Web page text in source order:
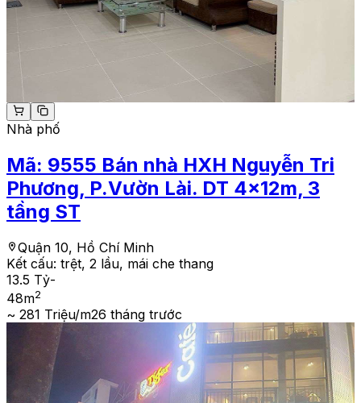
Nhà phố
Mã: 9555 Bán nhà HXH Nguyễn Tri
Phương, P.Vườn Lài. DT 4x12m, 3
tầng ST
Quận 10, Hồ Chí Minh
Kết cấu: trệt, 2 lầu, mái che thang
13.5 Tỷ-
48m2
~ 281 Triệu/m26 tháng trước